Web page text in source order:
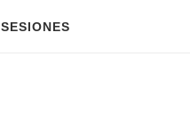
SESIONES